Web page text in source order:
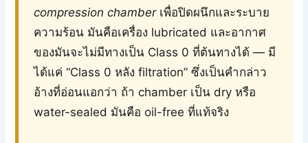
compression chamberเพื่อปิดผนึกและระบาย
ความร้อน มันคือเครื่อง lubricated และอากาศ
ของมันจะไม่มีทางเป็น Class 0 ที่ต้นทางได้ — มี
ได้แค่ “Class 0 หลัง filtration” ซึ่งเป็นคำกล่าว
อ้างที่อ่อนแอกว่า ถ้า chamber เป็น dry หรือ
water-sealed มันคือ oil-free ที่แท้จริง